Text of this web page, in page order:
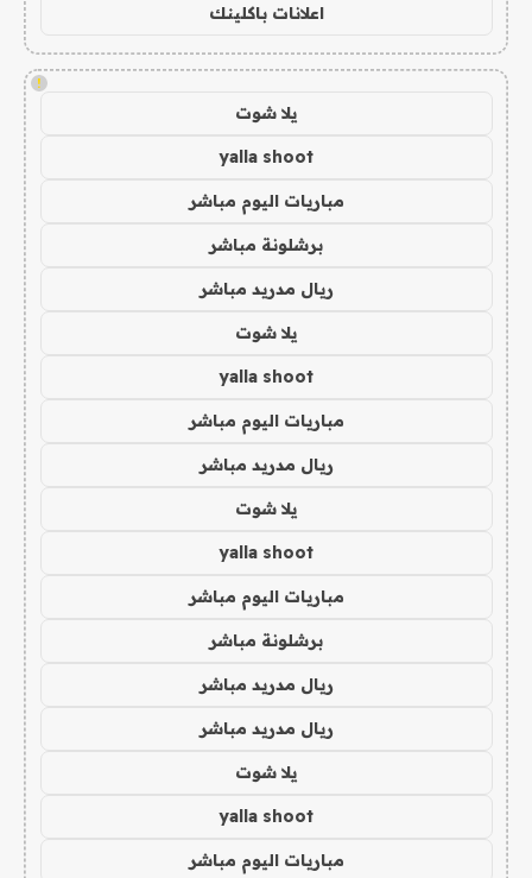
اعلانات باكلينك
!
يلا شوت
yalla shoot
مباريات اليوم مباشر
برشلونة مباشر
ريال مدريد مباشر
يلا شوت
yalla shoot
مباريات اليوم مباشر
ريال مدريد مباشر
يلا شوت
yalla shoot
مباريات اليوم مباشر
برشلونة مباشر
ريال مدريد مباشر
ريال مدريد مباشر
يلا شوت
yalla shoot
مباريات اليوم مباشر